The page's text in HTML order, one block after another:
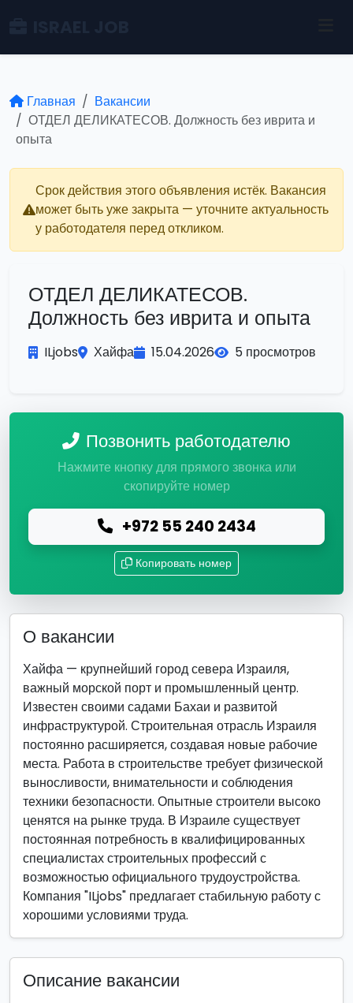
Главная
Вакансии
ОТДЕЛ ДЕЛИКАТЕСОВ. Должность без иврита и
опыта
Срок действия этого объявления истёк. Вакансия
может быть уже закрыта — уточните актуальность
у работодателя перед откликом.
ОТДЕЛ ДЕЛИКАТЕСОВ.
Должность без иврита и опыта
ILjobs Хайфа 15.04.2026 5 просмотров
Позвонить работодателю
Нажмите кнопку для прямого звонка или
скопируйте номер
+972 55 240 2434
Копировать номер
О вакансии
Хайфа — крупнейший город севера Израиля,
важный морской порт и промышленный центр.
Известен своими садами Бахаи и развитой
инфраструктурой. Строительная отрасль Израиля
постоянно расширяется, создавая новые рабочие
места. Работа в строительстве требует физической
выносливости, внимательности и соблюдения
техники безопасности. Опытные строители высоко
ценятся на рынке труда. В Израиле существует
постоянная потребность в квалифицированных
специалистах строительных профессий с
возможностью официального трудоустройства.
Компания "ILjobs" предлагает стабильную работу с
хорошими условиями труда.
Описание вакансии